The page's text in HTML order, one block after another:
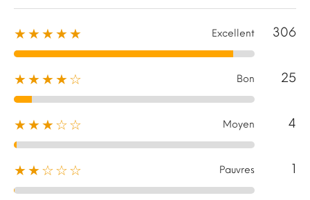
★★★★★ Excellent 306
★★★★☆ Bon 25
★★★☆☆ Moyen 4
★★☆☆☆ Pauvres 1